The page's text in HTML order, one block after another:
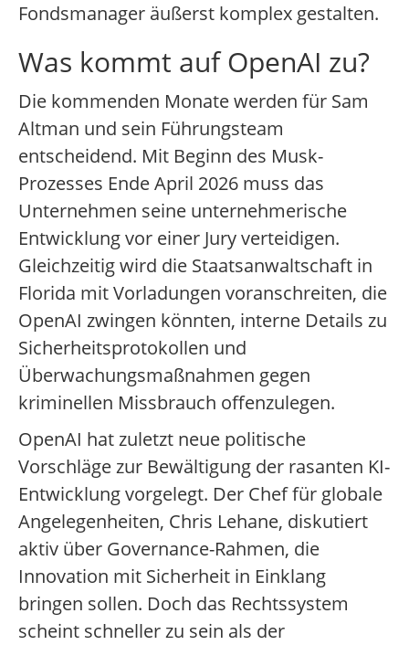
Fondsmanager äußerst komplex gestalten.
Was kommt auf OpenAI zu?
Die kommenden Monate werden für Sam
Altman und sein Führungsteam
entscheidend. Mit Beginn des Musk-
Prozesses Ende April 2026 muss das
Unternehmen seine unternehmerische
Entwicklung vor einer Jury verteidigen.
Gleichzeitig wird die Staatsanwaltschaft in
Florida mit Vorladungen voranschreiten, die
OpenAI zwingen könnten, interne Details zu
Sicherheitsprotokollen und
Überwachungsmaßnahmen gegen
kriminellen Missbrauch offenzulegen.
OpenAI hat zuletzt neue politische
Vorschläge zur Bewältigung der rasanten KI-
Entwicklung vorgelegt. Der Chef für globale
Angelegenheiten, Chris Lehane, diskutiert
aktiv über Governance-Rahmen, die
Innovation mit Sicherheit in Einklang
bringen sollen. Doch das Rechtssystem
scheint schneller zu sein als der